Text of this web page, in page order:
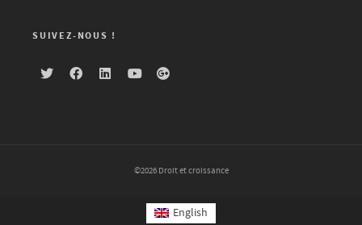
SUIVEZ-NOUS !
©2026 Droit et croissance
English